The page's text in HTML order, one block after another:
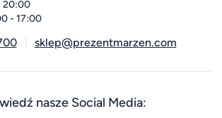
20:00
- 17:00
sklep@prezentmarzen.com
nasze Social Media: